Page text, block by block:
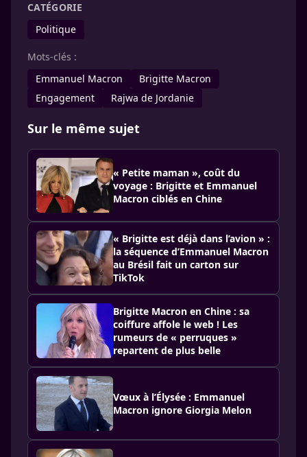
CATÉGORIE
Politique
Mots-clés :
Emmanuel Macron
Brigitte Macron
Engagement
Rajwa de Jordanie
Sur le même sujet
« Petite maman », coût du
voyage : Brigitte et Emmanuel
Macron ciblés en Chine
« Brigitte est déjà dans l’avion » :
la séquence d’Emmanuel Macron
au Brésil fait un carton sur
TikTok
Brigitte Macron en Chine : sa
coiffure affole le web ! Les
rumeurs de « perruques »
repartent de plus belle
Vœux à l’Élysée : Emmanuel
Macron ignore Giorgia Melon